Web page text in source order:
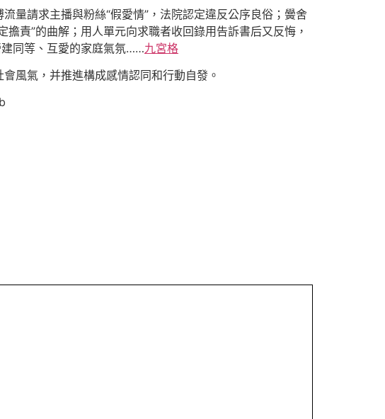
量請求主播與粉絲“假愛情”，法院認定違反公序良俗；黌舍
責”的曲解；用人單元向求職者收回錄用告訴書后又反悔，
建同等、互愛的家庭氣氛……九宮格
風氣，并推進構成感情認同和行動自發。